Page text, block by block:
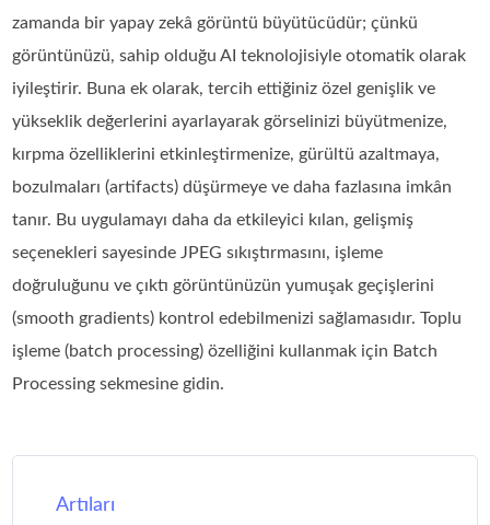
zamanda bir yapay zekâ görüntü büyütücüdür; çünkü
görüntünüzü, sahip olduğu AI teknolojisiyle otomatik olarak
iyileştirir. Buna ek olarak, tercih ettiğiniz özel genişlik ve
yükseklik değerlerini ayarlayarak görselinizi büyütmenize,
kırpma özelliklerini etkinleştirmenize, gürültü azaltmaya,
bozulmaları (artifacts) düşürmeye ve daha fazlasına imkân
tanır. Bu uygulamayı daha da etkileyici kılan, gelişmiş
seçenekleri sayesinde JPEG sıkıştırmasını, işleme
doğruluğunu ve çıktı görüntünüzün yumuşak geçişlerini
(smooth gradients) kontrol edebilmenizi sağlamasıdır. Toplu
işleme (batch processing) özelliğini kullanmak için Batch
Processing sekmesine gidin.
Artıları